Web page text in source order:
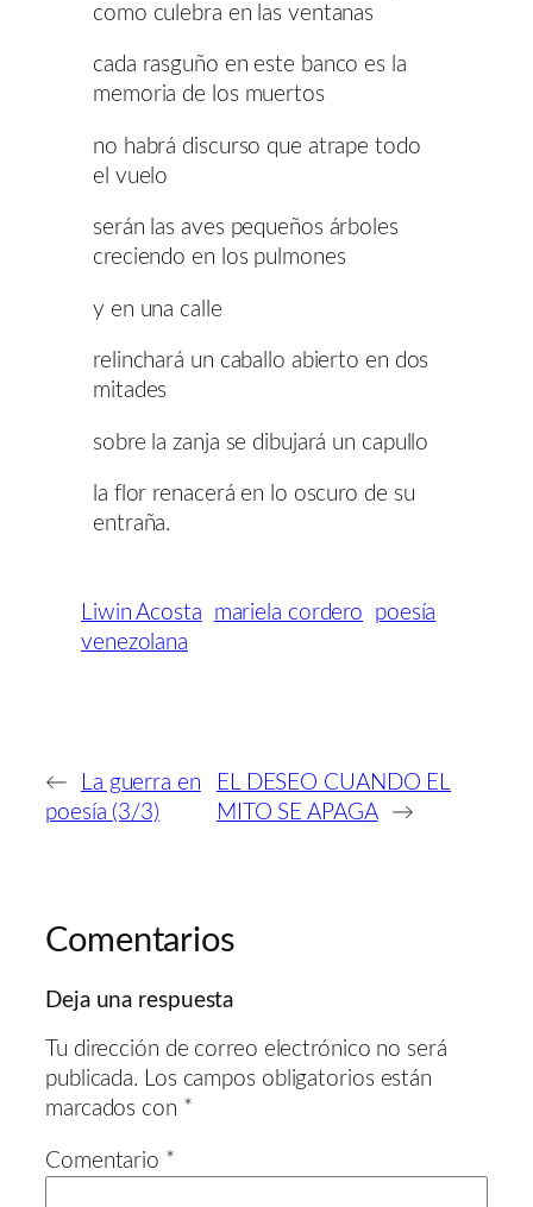
como culebra en las ventanas
cada rasguño en este banco es la
memoria de los muertos
no habrá discurso que atrape todo
el vuelo
serán las aves pequeños árboles
creciendo en los pulmones
y en una calle
relinchará un caballo abierto en dos
mitades
sobre la zanja se dibujará un capullo
la flor renacerá en lo oscuro de su
entraña.
Liwin Acosta mariela cordero
poesía
venezolana
←
La guerra en
poesía (3/3)
EL DESEO CUANDO EL
MITO SE APAGA
→
Comentarios
Deja una respuesta
Tu dirección de correo electrónico no será
publicada. Los campos obligatorios están
marcados con *
Comentario *